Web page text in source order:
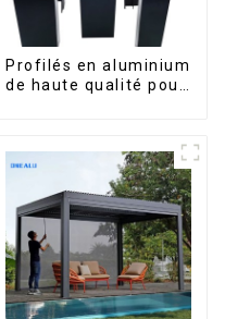
Profilés en aluminium
de haute qualité pour